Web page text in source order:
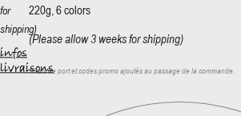
for
shipping)
infos
livraisons
220g, 6 colors
(Please allow 3 weeks for shipping)
*Frais de port et codes promo ajoutés au passage de la commande.